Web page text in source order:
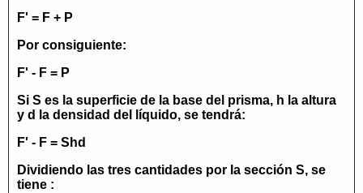
F' = F + P
Por consiguiente:
F' - F = P
Si S es la superficie de la base del prisma, h la altura
y d
la densidad del líquido, se tendrá:
F' - F = Shd
Dividiendo las tres cantidades por la sección S, se
tiene :